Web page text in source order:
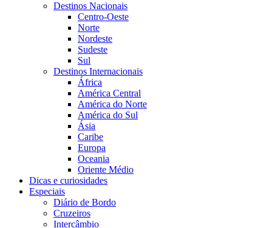
Destinos Nacionais
Centro-Oeste
Norte
Nordeste
Sudeste
Sul
Destinos Internacionais
África
América Central
América do Norte
América do Sul
Ásia
Caribe
Europa
Oceania
Oriente Médio
Dicas e curiosidades
Especiais
Diário de Bordo
Cruzeiros
Intercâmbio